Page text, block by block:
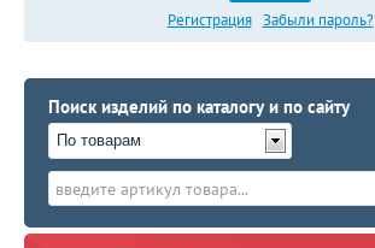
Регистрация Забыли пароль?
Поиск изделий по каталогу и по сайту
По товарам